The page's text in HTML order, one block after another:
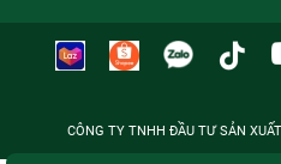
CÔNG TY TNHH ĐẦU TƯ SẢN